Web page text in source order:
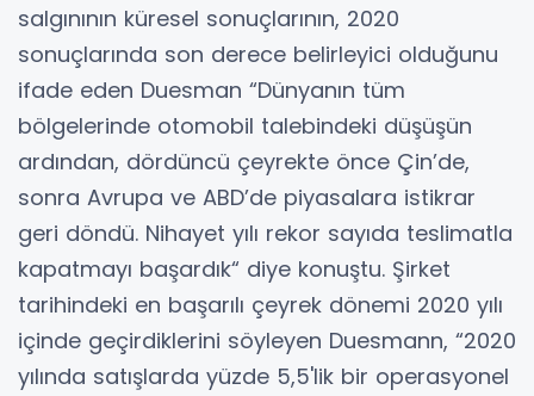
salgınının küresel sonuçlarının, 2020
sonuçlarında son derece belirleyici olduğunu
ifade eden Duesman “Dünyanın tüm
bölgelerinde otomobil talebindeki düşüşün
ardından, dördüncü çeyrekte önce Çin’de,
sonra Avrupa ve ABD’de piyasalara istikrar
geri döndü. Nihayet yılı rekor sayıda teslimatla
kapatmayı başardık“ diye konuştu. Şirket
tarihindeki en başarılı çeyrek dönemi 2020 yılı
içinde geçirdiklerini söyleyen Duesmann, “2020
yılında satışlarda yüzde 5,5'lik bir operasyonel